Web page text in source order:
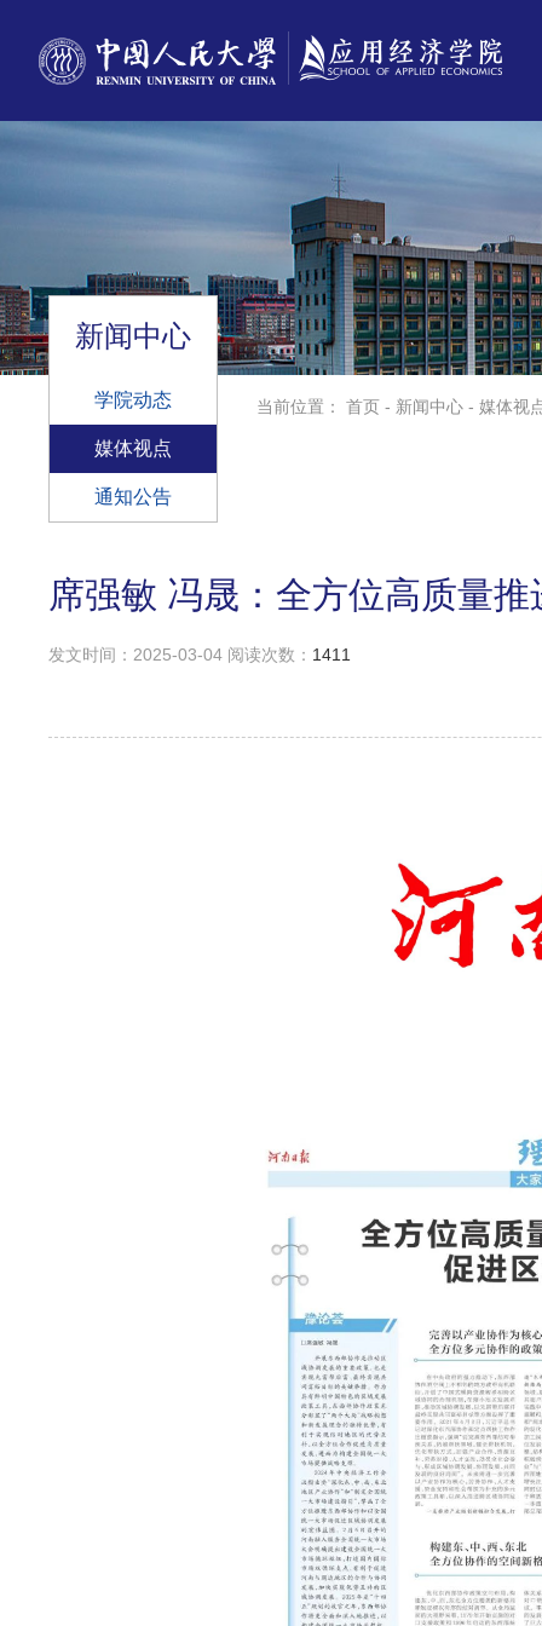
新闻中心
学院动态
媒体视点
通知公告
当前位置：首页 - 新闻中心 -媒体视
席强敏 冯晟：全方位高质量
发文时间：2025-03-04 阅读次数： 1411